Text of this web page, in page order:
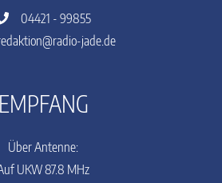
04421 - 99855
jade.de
EMPFANG
Über Antenne:
UKW 87.8 MHz